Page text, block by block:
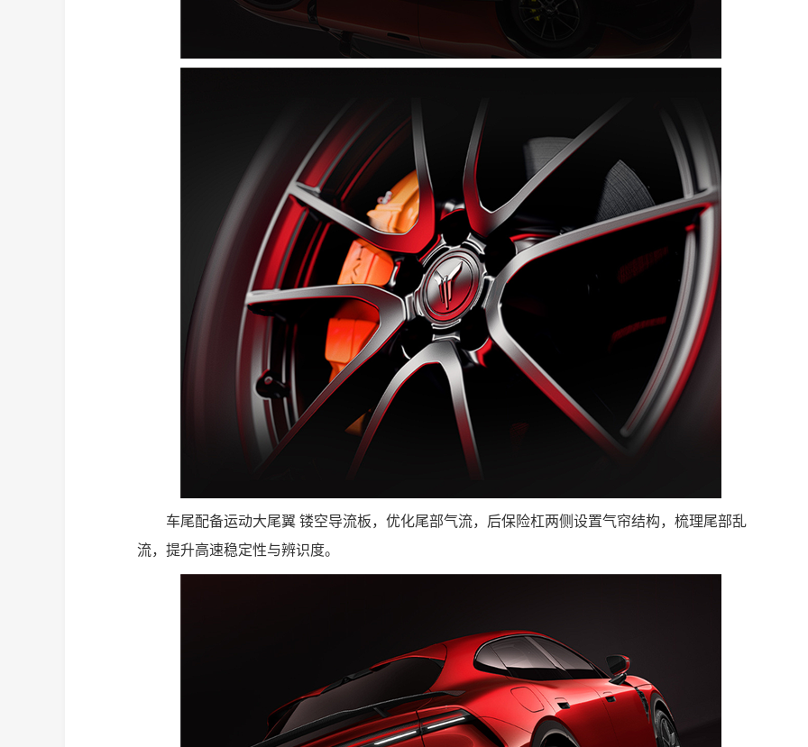
车尾配备运动大尾翼 镂空导流板，优化尾部气流，后保险杠两侧设置气帘结构，梳理尾部乱
流，提升高速稳定性与辨识度。